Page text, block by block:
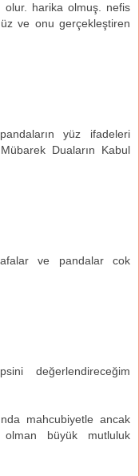
olur. harika olmuş. nefis
ve onu gerçekleştiren
yüz ifadeleri
Duaların Kabul
ve pandalar cok
değerlendireceğim
mahcubiyetle ancak
büyük mutluluk